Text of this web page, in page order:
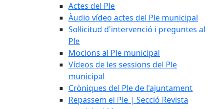
Actes del Ple
Àudio vídeo actes del Ple municipal
Sol·licitud d'intervenció i preguntes al
Ple
Mocions al Ple municipal
Vídeos de les sessions del Ple
municipal
Cròniques del Ple de l'ajuntament
Repassem el Ple | Secció Revista